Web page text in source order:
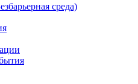
среда)